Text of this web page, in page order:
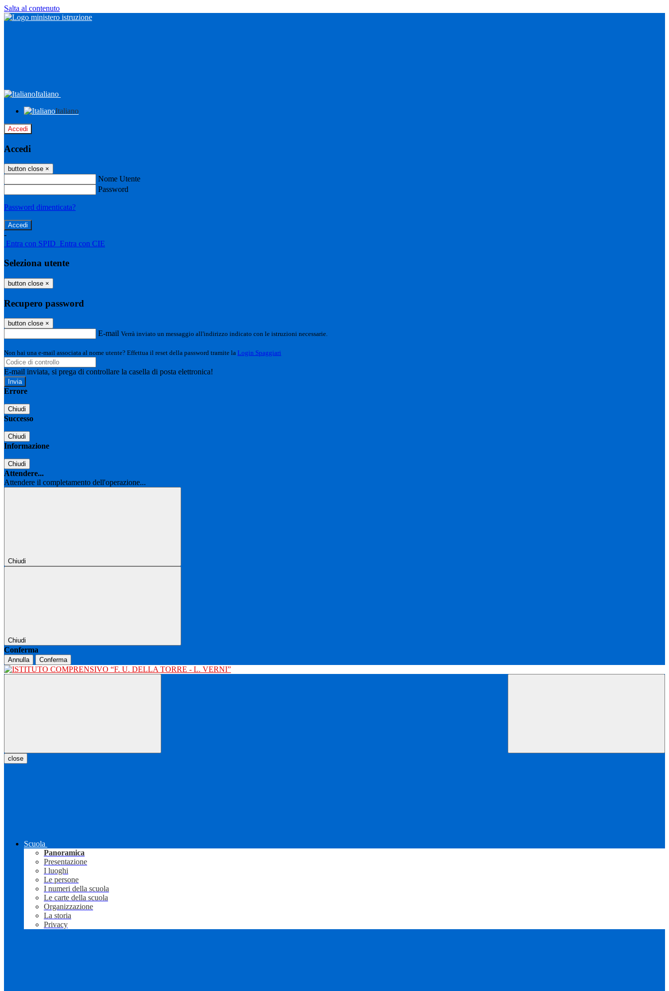
Salta al contenuto
Italiano
Italiano
Accedi
Accedi
button close ×
Nome Utente
Password
Password dimenticata?
-
Entra con SPID Entra con CIE
Seleziona utente
button close ×
Recupero password
button close ×
E-mail Verrà inviato un messaggio all'indirizzo indicato con le istruzioni necessarie.
Non hai una e-mail associata al nome utente? Effettua il reset della password tramite la Login Spaggiari
E-mail inviata, si prega di controllare la casella di posta elettronica!
Errore
Chiudi
Successo
Chiudi
Informazione
Chiudi
Attendere...
Attendere il completamento dell'operazione...
Chiudi
Chiudi
Conferma
Annulla Conferma
close
Scuola
Panoramica
Presentazione
I luoghi
Le persone
I numeri della scuola
Le carte della scuola
Organizzazione
La storia
Privacy